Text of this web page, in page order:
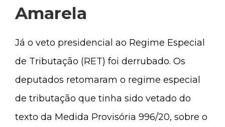
Amarela
Já o veto presidencial ao Regime Especial
de Tributação (RET) foi derrubado. Os
deputados retomaram o regime especial
de tributação que tinha sido vetado do
texto da Medida Provisória 996/20, sobre o